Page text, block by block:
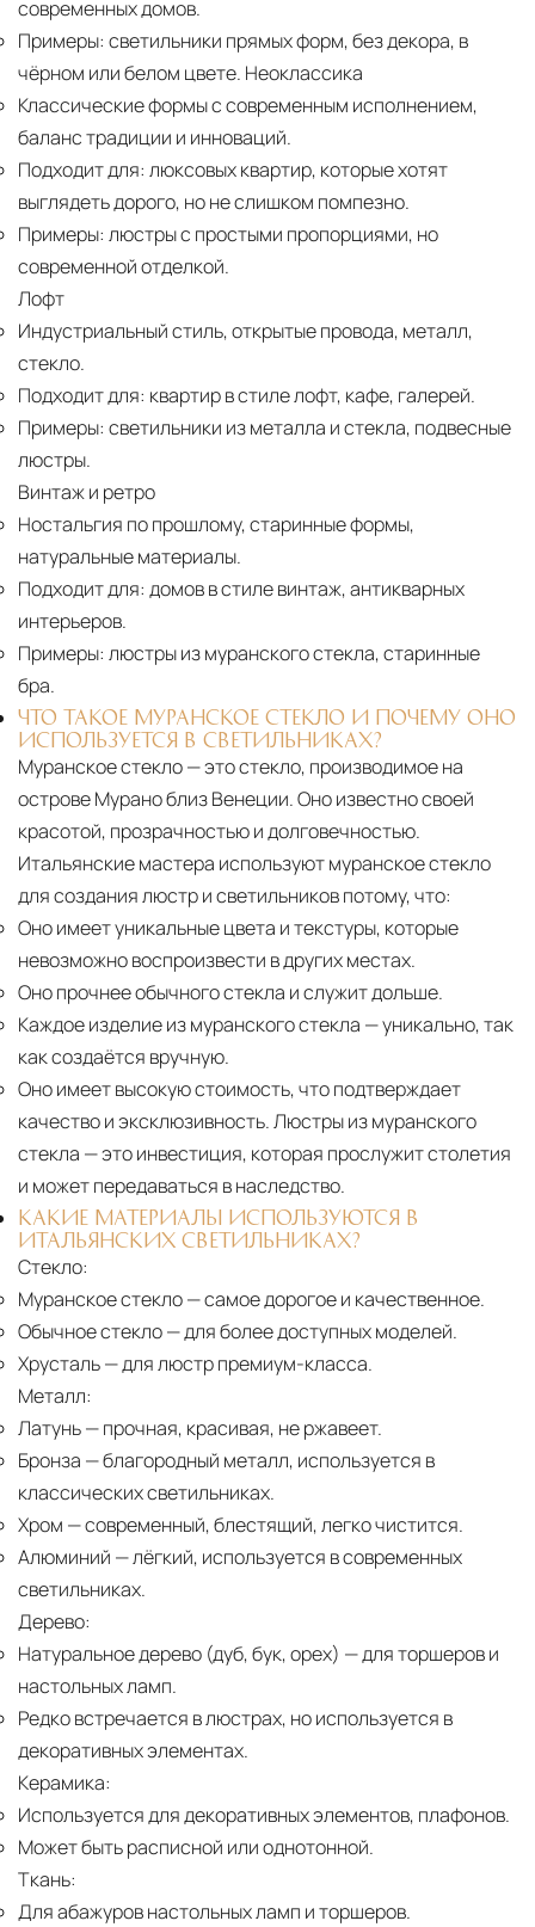
современных домов.
Примеры: светильники прямых форм, без декора, в
чёрном или белом цвете. Неоклассика
Классические формы с современным исполнением,
баланс традиции и инноваций.
Подходит для: люксовых квартир, которые хотят
выглядеть дорого, но не слишком помпезно.
Примеры: люстры с простыми пропорциями, но
современной отделкой.
Лофт
Индустриальный стиль, открытые провода, металл,
стекло.
Подходит для: квартир в стиле лофт, кафе, галерей.
Примеры: светильники из металла и стекла, подвесные
люстры.
Винтаж и ретро
Ностальгия по прошлому, старинные формы,
натуральные материалы.
Подходит для: домов в стиле винтаж, антикварных
интерьеров.
Примеры: люстры из муранского стекла, старинные
бра.
ЧТО ТАКОЕ МУРАНСКОЕ СТЕКЛО И ПОЧЕМУ ОНО
ИСПОЛЬЗУЕТСЯ В СВЕТИЛЬНИКАХ?
Муранское стекло — это стекло, производимое на
острове Мурано близ Венеции. Оно известно своей
красотой, прозрачностью и долговечностью.
Итальянские мастера используют муранское стекло
для создания люстр и светильников потому, что:
Оно имеет уникальные цвета и текстуры, которые
невозможно воспроизвести в других местах.
Оно прочнее обычного стекла и служит дольше.
Каждое изделие из муранского стекла — уникально, так
как создаётся вручную.
Оно имеет высокую стоимость, что подтверждает
качество и эксклюзивность. Люстры из муранского
стекла — это инвестиция, которая прослужит столетия
и может передаваться в наследство.
КАКИЕ МАТЕРИАЛЫ ИСПОЛЬЗУЮТСЯ В
ИТАЛЬЯНСКИХ СВЕТИЛЬНИКАХ?
Стекло:
Муранское стекло— самое дорогое и качественное.
Обычное стекло— для более доступных моделей.
Хрусталь— для люстр премиум-класса.
Металл:
Латунь— прочная, красивая, не ржавеет.
Бронза — благородный металл, используется в
классических светильниках.
Хром — современный, блестящий, легко чистится.
Алюминий — лёгкий, используется в современных
светильниках.
Дерево:
Натуральное дерево (дуб, бук, орех) — для торшеров и
настольных ламп.
Редко встречается в люстрах, но используется в
декоративных элементах.
Керамика:
Используется для декоративных элементов, плафонов.
Может быть расписной или однотонной.
Ткань:
Для абажуров настольных ламп и торшеров.